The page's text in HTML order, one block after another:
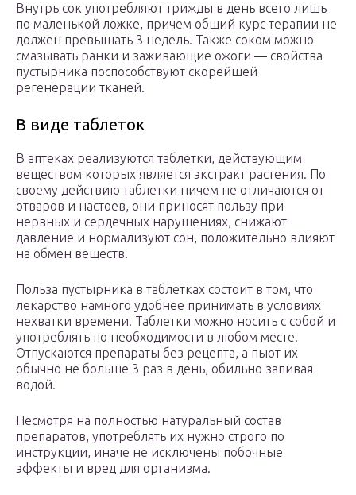
Внутрь сок употребляют трижды в день всего лишь
по маленькой ложке, причем общий курс терапии не
должен превышать 3 недель. Также соком можно
смазывать ранки и заживающие ожоги — свойства
пустырника поспособствуют скорейшей
регенерации тканей.
В виде таблеток
В аптеках реализуются таблетки, действующим
веществом которых является экстракт растения. По
своему действию таблетки ничем не отличаются от
отваров и настоев, они приносят пользу при
нервных и сердечных нарушениях, снижают
давление и нормализуют сон, положительно влияют
на обмен веществ.
Польза пустырника в таблетках состоит в том, что
лекарство намного удобнее принимать в условиях
нехватки времени. Таблетки можно носить с собой и
употреблять по необходимости в любом месте.
Отпускаются препараты без рецепта, а пьют их
обычно не больше 3 раз в день, обильно запивая
водой.
Несмотря на полностью натуральный состав
препаратов, употреблять их нужно строго по
инструкции, иначе не исключены побочные
эффекты и вред для организма.